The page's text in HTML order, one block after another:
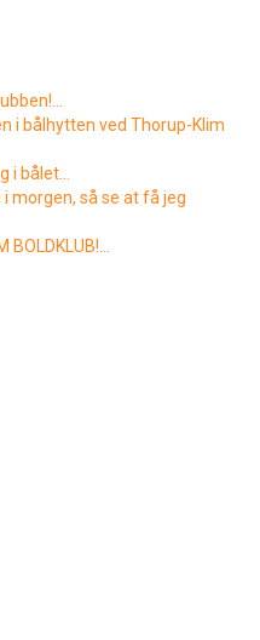
i bålhytten ved Thorup-Klim
i bålet…
morgen, så se at få jeg
BOLDKLUB!…